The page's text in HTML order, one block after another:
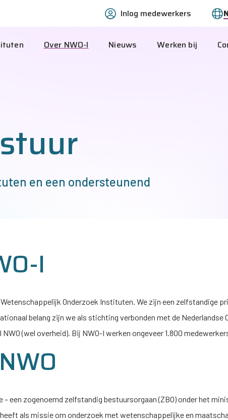
NWO-
Intranet
Inlog medewerkers
OverNWO-I Nieuws Werken bij
en een ondersteunend
I
Onderzoek Instituten. We zijn een zelfstandige
belang zijn we als stichting verbonden met de Nederlandse
(wel overheid). Bij NWO-I werken ongeveer 1.800
een zogenoemd zelfstandig bestuursorgaan (ZBO) onder het
als missie om onderzoek met wetenschappelijke en